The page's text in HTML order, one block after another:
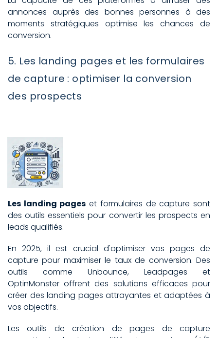
annonces auprès des bonnes personnes à des
moments stratégiques optimise les chances de
conversion.
5. Les landing pages et les formulaires
de capture : optimiser la conversion
des prospects
Les landing pages et formulaires de capture sont
des outils essentiels pour convertir les prospects en
leads qualifiés.
En 2025, il est crucial d'optimiser vos pages de
capture pour maximiser le taux de conversion. Des
outils comme Unbounce, Leadpages et
OptinMonster offrent des solutions efficaces pour
créer des landing pages attrayantes et adaptées à
vos objectifs.
Les outils de création de pages de capture